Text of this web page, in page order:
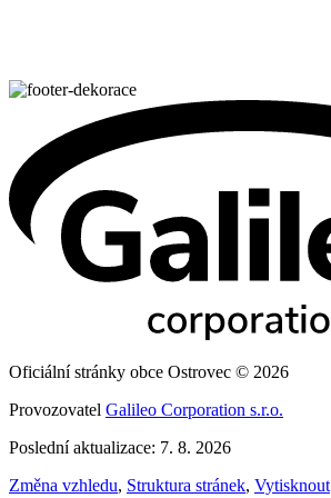
Oficiální stránky obce Ostrovec © 2026
Provozovatel Galileo Corporation s.r.o.
Poslední aktualizace: 7. 8. 2026
Změna vzhledu, Struktura stránek, Vytisknout